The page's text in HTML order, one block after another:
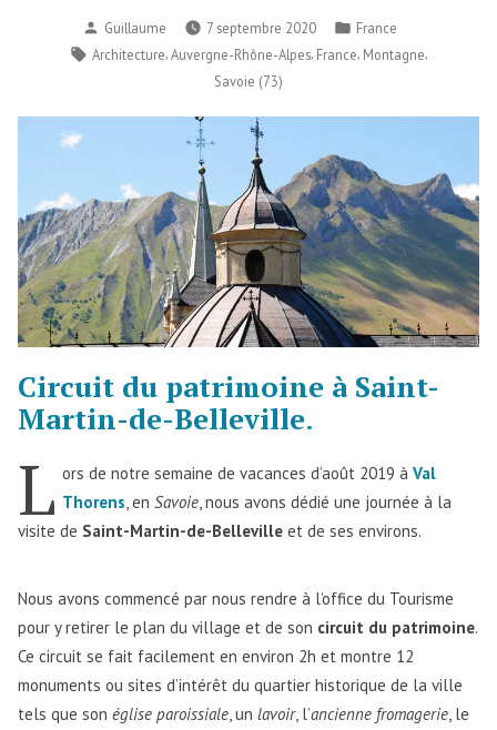
Publié
par
Guillaume 7 septembre 2020
Publié
dans
France
Étiquettes :
Architecture Auvergne-Rhône-Alpes France Montagne
Savoie (73)
Circuit du patrimoine à Saint-
Martin-de-Belleville.
L ors de notre semaine de vacances d’août 2019 àVal
Thorens , enSavoie , nous avons dédié une journée à la
visite de Saint-Martin-de-Belleville et de ses environs.
Nous avons commencé par nous rendre à l’office du Tourisme
pour y retirer le plan du village et de son circuit du patrimoine.
Ce circuit se fait facilement en environ 2h et montre 12
monuments ou sites d’intérêt du quartier historique de la ville
tels que son église paroissiale, un lavoir, l’ancienne fromagerie, le